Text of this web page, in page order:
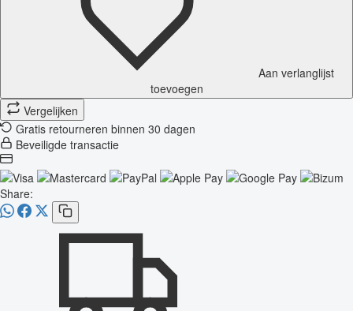
Aan verlanglijst
toevoegen
Vergelijken
Gratis retourneren binnen 30 dagen
Beveiligde transactie
Share: